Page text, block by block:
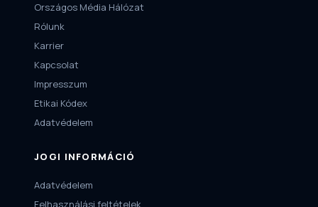
Országos Média Hálózat
Rólunk
Karrier
Kapcsolat
Impresszum
Etikai Kódex
Adatvédelem
JOGI INFORMÁCIÓ
Adatvédelem
Felhasználási feltételek